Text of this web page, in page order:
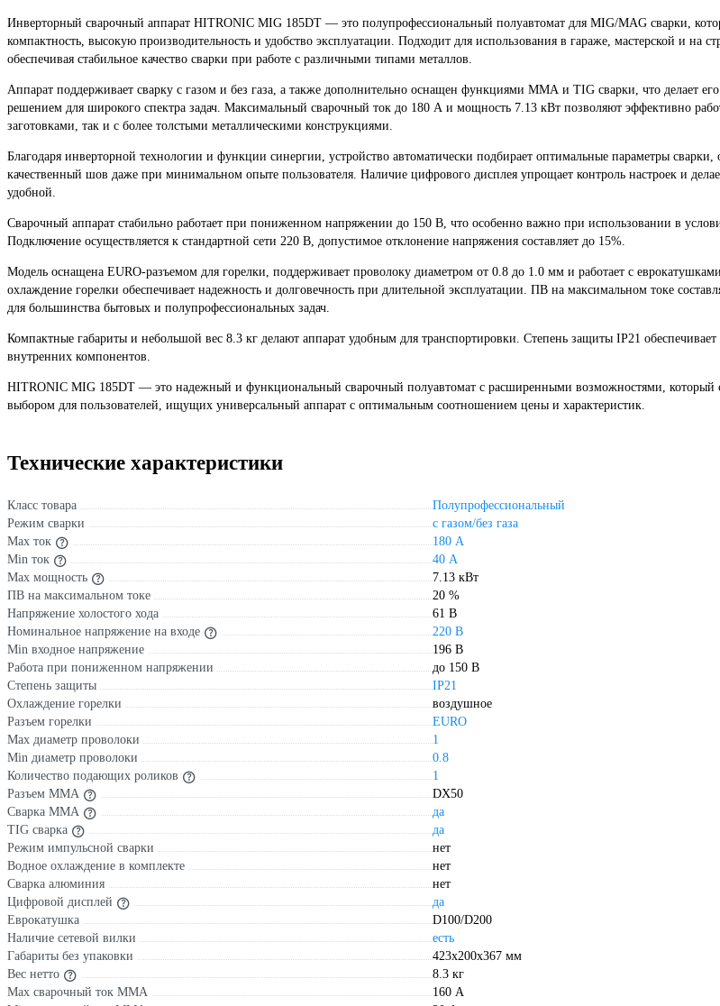
Инверторный сварочный аппарат HITRONIC MIG 185DT — это полупрофессиональный полуавтомат для MIG/MAG сварки,
компактность, высокую производительность и удобство эксплуатации. Подходит для использования в гараже, мастерской и на
обеспечивая стабильное качество сварки при работе с различными типами металлов.
Аппарат поддерживает сварку с газом и без газа, а также дополнительно оснащен функциями ММА и TIG сварки, что делает
решением для широкого спектра задач. Максимальный сварочный ток до 180 А и мощность 7.13 кВт позволяют эффективно
заготовками, так и с более толстыми металлическими конструкциями.
Благодаря инверторной технологии и функции синергии, устройство автоматически подбирает оптимальные параметры сварки,
качественный шов даже при минимальном опыте пользователя. Наличие цифрового дисплея упрощает контроль настроек и
удобной.
Сварочный аппарат стабильно работает при пониженном напряжении до 150 В, что особенно важно при использовании в
Подключение осуществляется к стандартной сети 220 В, допустимое отклонение напряжения составляет до 15%.
Модель оснащена EURO-разъемом для горелки, поддерживает проволоку диаметром от 0.8 до 1.0 мм и работает с
охлаждение горелки обеспечивает надежность и долговечность при длительной эксплуатации. ПВ на максимальном токе
для большинства бытовых и полупрофессиональных задач.
Компактные габариты и небольшой вес 8.3 кг делают аппарат удобным для транспортировки. Степень защиты IP21
внутренних компонентов.
HITRONIC MIG 185DT — это надежный и функциональный сварочный полуавтомат с расширенными возможностями, который
выбором для пользователей, ищущих универсальный аппарат с оптимальным соотношением цены и характеристик.
Технические характеристики
Класс товара
Полупрофессиональный
Режим сварки
с газом/без газа
Max ток
180 А
Min ток
40 А
Max мощность
7.13 кВт
ПВ на максимальном токе
20 %
Напряжение холостого хода
61 В
Номинальное напряжение на входе
220 В
Min входное напряжение
196 В
Работа при пониженном напряжении
до 150 В
Степень защиты
IP21
Охлаждение горелки
воздушное
Разъем горелки
EURO
Max диаметр проволоки
1
Min диаметр проволоки
0.8
Количество подающих роликов
1
Разъем ММА
DX50
Сварка ММА
да
TIG сварка
да
Режим импульсной сварки
нет
Водное охлаждение в комплекте
нет
Сварка алюминия
нет
Цифровой дисплей
да
Еврокатушка
D100/D200
Наличие сетевой вилки
есть
Габариты без упаковки
423х200х367 мм
Вес нетто
8.3 кг
Max сварочный ток ММА
160 А